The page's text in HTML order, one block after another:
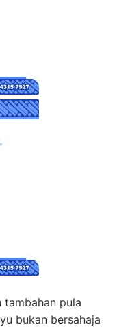
tambahan pula
bukan bersahaja